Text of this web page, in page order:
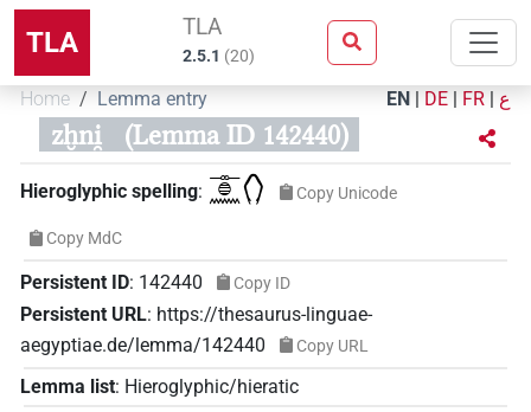
TLA TLA
2.5.1 (20)
Home Lemma entry EN | DE | FR | ع
zḫni̯ (Lemma ID 142440)
Hieroglyphic spelling: 𓊃𓐍𓈖𓂘 Copy Unicode
Copy MdC
Persistent ID: 142440 Copy ID
Persistent URL: https://thesaurus-linguae-
aegyptiae.de/lemma/142440
Copy URL
Lemma list: Hieroglyphic/hieratic